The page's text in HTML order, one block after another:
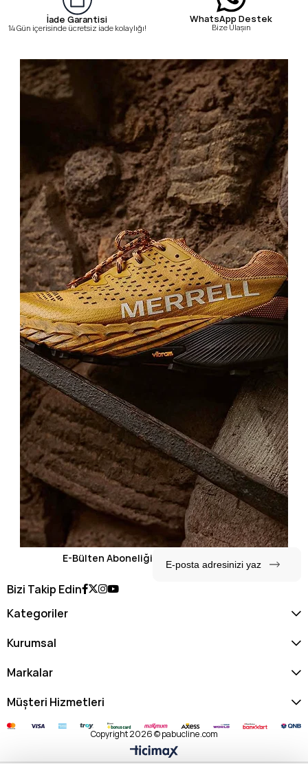
İade Garantisi
14 Gün içerisinde ücretsiz iade kolaylığı!
WhatsApp Destek
Bize Ulaşın
E-Bülten Aboneliği
Bizi Takip Edin
Kategoriler
Kurumsal
Markalar
Müşteri Hizmetleri
Copyright 2026 © pabucline.com